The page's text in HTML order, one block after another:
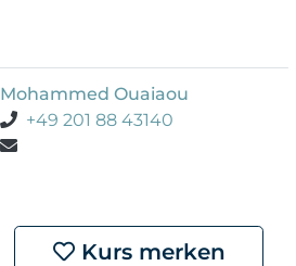
Mohammed Ouaiaou
+49 201 88 43140
Kurs merken